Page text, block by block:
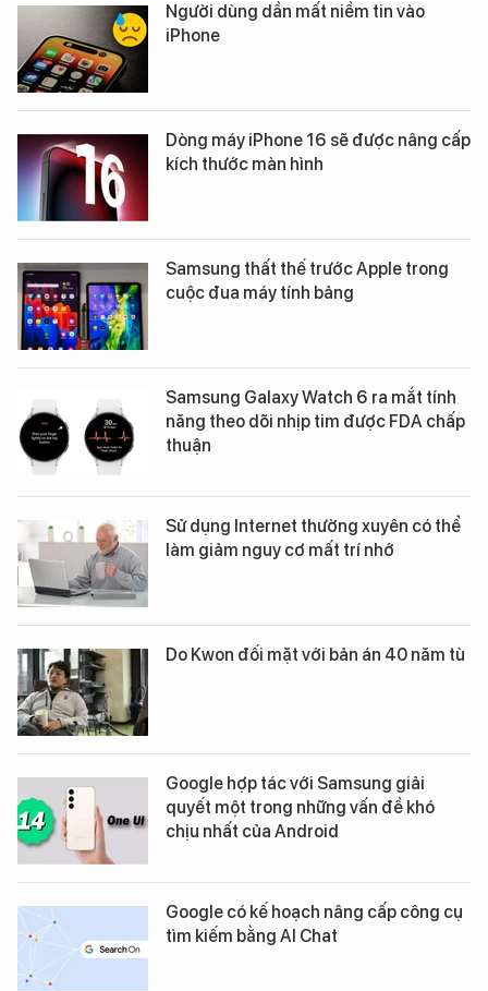
Người dùng dần mất niềm tin vào
iPhone
Dòng máy iPhone 16 sẽ được nâng cấp
kích thước màn hình
Samsung thất thế trước Apple trong
cuộc đua máy tính bảng
Samsung Galaxy Watch 6 ra mắt tính
năng theo dõi nhịp tim được FDA chấp
thuận
Sử dụng Internet thường xuyên có thể
làm giảm nguy cơ mất trí nhớ
Do Kwon đối mặt với bản án 40 năm tù
Google hợp tác với Samsung giải
quyết một trong những vấn đề khó
chịu nhất của Android
Google có kế hoạch nâng cấp công cụ
tìm kiếm bằng AI Chat